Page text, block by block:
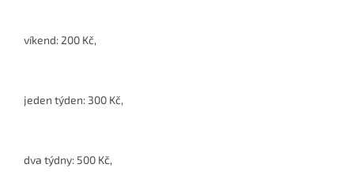
víkend: 200 Kč,
jeden týden: 300 Kč,
dva týdny: 500 Kč,